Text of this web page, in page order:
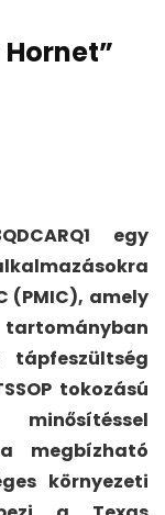
Hornet”
egy
(PMIC), amely
tápfeszültség
tokozású
megbízható
környezeti